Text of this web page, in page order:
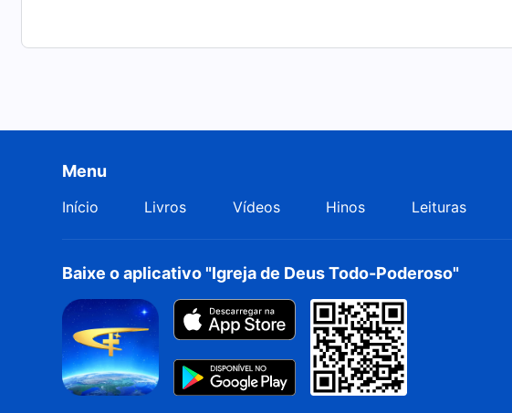
Menu
Início Livros Vídeos Hinos Leituras
Baixe o aplicativo "Igreja de Deus Todo-Poderoso"